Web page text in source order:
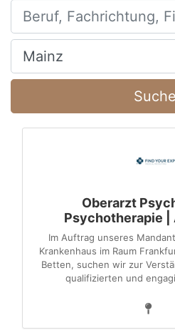
Beruf, Fachrichtung, Firma
Ort, Stadt
Oberarzt
Psychotherapie
Im Auftrag unseres
Krankenhaus im Raum
Betten, suchen wir zur
qualifizierten und